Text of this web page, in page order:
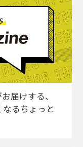
届けする、
るちょっと